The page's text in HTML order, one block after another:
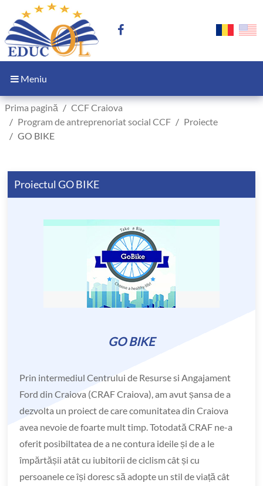
Meniu
Prima pagină
CCF Craiova
Program de antreprenoriat social CCF
Proiecte
GO BIKE
Proiectul GO BIKE
GO BIKE
Prin intermediul Centrului de Resurse si Angajament
Ford din Craiova (CRAF Craiova), am avut șansa de a
dezvolta un proiect de care comunitatea din Craiova
avea nevoie de foarte mult timp. Totodată CRAF ne-a
oferit posibiltatea de a ne contura ideile și de a le
împărtășii atât cu iubitorii de ciclism cât și cu
persoanele ce își doresc să adopte un stil de viață cât